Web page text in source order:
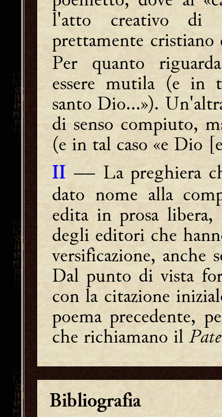
l'atto creativo di
prettamente cristiano
Per quanto
essere mutila (e in
santo Dio...»).
di senso compiuto,
(e in tal caso «e Dio
II ― La preghiera
dato nome alla
edita in prosa libera,
degli editori che
versificazione, anche
Dal punto di vista
con la citazione
poema precedente,
che richiamano il
Bibliografia